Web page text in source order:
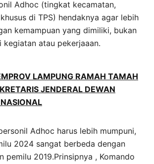
Adhoc (tingkat kecamatan,
di TPS) hendaknya agar lebih
kemampuan yang dimiliki, bukan
kegiatan atau pekerjaaan.
LAMPUNG RAMAH TAMAH
JENDERAL DEWAN
Adhoc harus lebih mumpuni,
2024 sangat berbeda dengan
pemilu 2019.Prinsipnya , Komando